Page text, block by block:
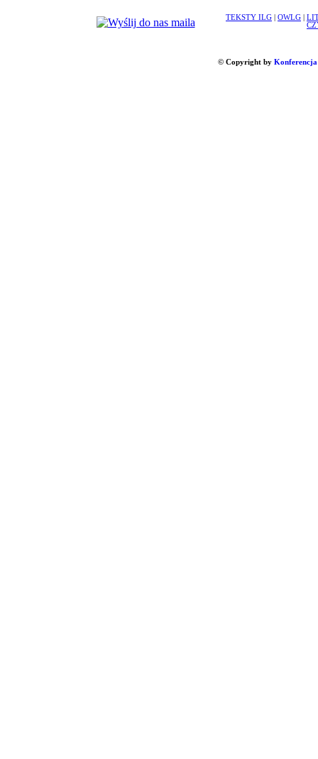
TEKSTY ILG OWLG
© Copyright by Konferencja